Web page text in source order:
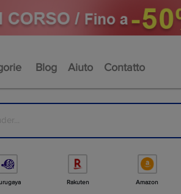
Blog Aiuto Contatto
Rakuten Amazon